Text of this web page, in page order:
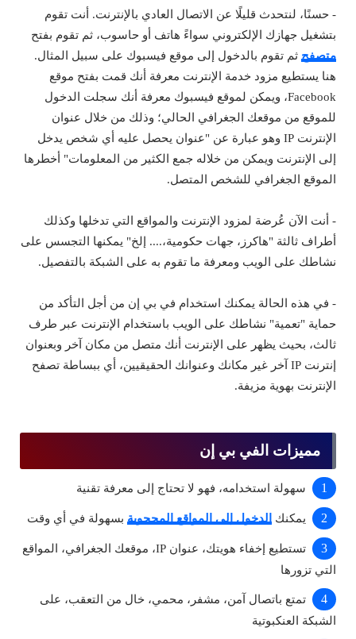
- حسنًا، لنتحدث قليلًا عن الاتصال العادي بالإنترنت. أنت تقوم
بتشغيل جهازك الإلكتروني سواءً هاتف أو حاسوب، ثم تقوم بفتح
متصفح ثم تقوم بالدخول إلى موقع فيسبوك على سبيل المثال.
هنا يستطيع مزود خدمة الإنترنت معرفة أنك قمت بفتح موقع
Facebook، ويمكن لموقع فيسبوك معرفة أنك سجلت الدخول
للموقع من موقعك الجغرافي الحالي؛ وذلك من خلال عنوان
الإنترنت IP وهو عبارة عن "عنوان يحصل عليه أي شخص يدخل
إلى الإنترنت ويمكن من خلاله جمع الكثير من المعلومات" أخطرها
الموقع الجغرافي للشخص المتصل.
- أنت الآن عُرضة لمزود الإنترنت والمواقع التي تدخلها وكذلك
أطراف ثالثة "هاكرز، جهات حكومية،.... إلخ" يمكنها التجسس على
نشاطك على الويب ومعرفة ما تقوم به على الشبكة بالتفصيل.
- في هذه الحالة يمكنك استخدام في بي إن من أجل التأكد من
حماية "تعمية" نشاطك على الويب باستخدام الإنترنت عبر طرف
ثالث، بحيث يظهر على الإنترنت أنك متصل من مكان آخر وبعنوان
إنترنت IP آخر غير مكانك وعنوانك الحقيقيين، أي ببساطة تصفح
الإنترنت بهوية مزيفة.
مميزات الفي بي إن
سهولة استخدامه، فهو لا تحتاج إلى معرفة تقنية
يمكنك الدخول إلى المواقع المحجوبة بسهولة في أي وقت
تستطيع إخفاء هويتك، عنوان IP، موقعك الجغرافي، المواقع
التي تزورها
تمتع باتصال آمن، مشفر، محمي، خال من التعقب، على
الشبكة العنكبوتية